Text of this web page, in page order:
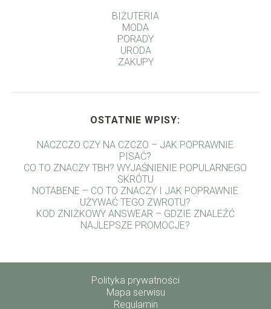
BIŻUTERIA
MODA
PORADY
URODA
ZAKUPY
OSTATNIE WPISY:
NACZCZO CZY NA CZCZO – JAK POPRAWNIE
PISAĆ?
CO TO ZNACZY TBH? WYJAŚNIENIE POPULARNEGO
SKRÓTU
NOTABENE – CO TO ZNACZY I JAK POPRAWNIE
UŻYWAĆ TEGO ZWROTU?
KOD ZNIŻKOWY ANSWEAR – GDZIE ZNALEŹĆ
NAJLEPSZE PROMOCJE?
Polityka prywatności
Mapa serwisu
Regulamin